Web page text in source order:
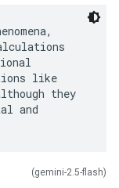
like
they
and
(gemini-2.5-flash)